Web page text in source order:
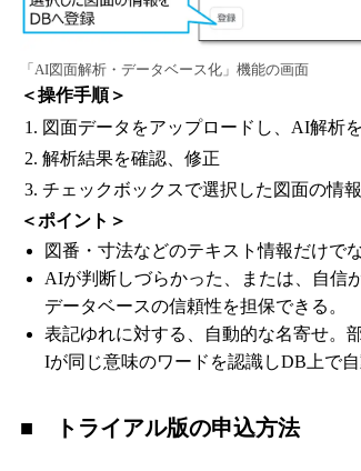
「AI図面解析・データベース化」機能の画面
＜操作手順＞
図面データをアップロードし、AI解析
解析結果を確認、修正
チェックボックスで選択した図面の情
＜ポイント＞
図番・寸法などのテキスト情報だけで
AIが判断しづらかった、または、自信
データベースの信頼性を担保できる。
表記ゆれに対する、自動的な名寄せ。
Iが同じ意味のワードを認識しDB上で自
■ トライアル版の申込方法